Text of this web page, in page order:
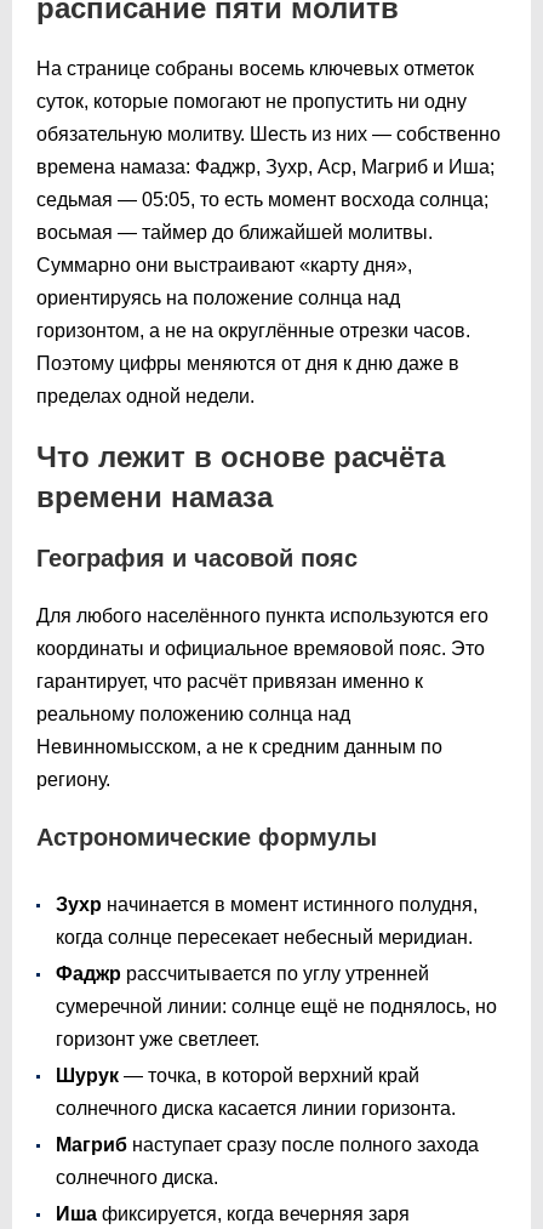
расписание пяти молитв
На странице собраны восемь ключевых отметок
суток, которые помогают не пропустить ни одну
обязательную молитву. Шесть из них — собственно
времена намаза: Фаджр, Зухр, Аср, Магриб и Иша;
седьмая — 05:05, то есть момент восхода солнца;
восьмая — таймер до ближайшей молитвы.
Суммарно они выстраивают «карту дня»,
ориентируясь на положение солнца над
горизонтом, а не на округлённые отрезки часов.
Поэтому цифры меняются от дня к дню даже в
пределах одной недели.
Что лежит в основе расчёта
времени намаза
География и часовой пояс
Для любого населённого пункта используются его
координаты и официальное времяовой пояс. Это
гарантирует, что расчёт привязан именно к
реальному положению солнца над
Невинномысском, а не к средним данным по
региону.
Астрономические формулы
Зухр начинается в момент истинного полудня,
когда солнце пересекает небесный меридиан.
Фаджр рассчитывается по углу утренней
сумеречной линии: солнце ещё не поднялось, но
горизонт уже светлеет.
Шурук — точка, в которой верхний край
солнечного диска касается линии горизонта.
Магриб наступает сразу после полного захода
солнечного диска.
Иша фиксируется, когда вечерняя заря